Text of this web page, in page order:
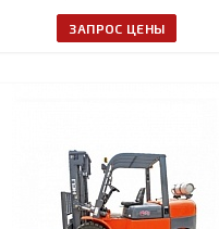
ЗАПРОС ЦЕНЫ